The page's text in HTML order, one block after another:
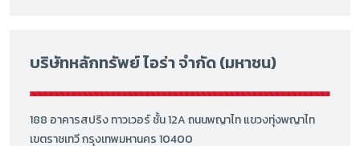
บริษัทหลักทรัพย์ ไอร่า จำกัด (มหาชน)
188 อาคารสปริง ทาวเวอร์ ชั้น 12A ถนนพญาไท แขวงทุ่งพญาไท
เขตราชเทวี กรุงเทพมหานคร 10400